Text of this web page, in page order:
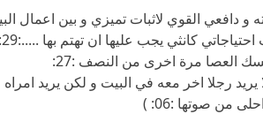
و دافعي القوي لاثبات تميزي و بين اعمال
كانثي يجب عليها ان تهتم بها .....:29:
العصا مرة اخرى من النصف :27:
رجلا اخر معه في البيت و لكن يريد امراه
من صوتها :06: )